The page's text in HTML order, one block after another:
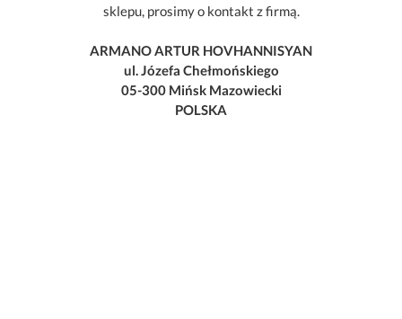
sklepu, prosimy o kontakt z firmą.
ARMANO ARTUR HOVHANNISYAN
ul. Józefa Chełmońskiego
05-300 Mińsk Mazowiecki
POLSKA